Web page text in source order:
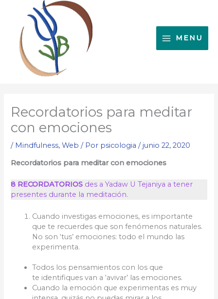
contenido
MENU
Recordatorios para meditar
con emociones
/ Mindfulness,Web / Por psicologia/ junio 22, 2020
Recordatorios para meditar con emociones
8 RECORDATORIOS des a Yadaw U Tejaniya a tener
presentes durante la meditación.
Cuando investigas emociones, es importante
que te recuerdes que son fenómenos naturales.
No son ‘tus’ emociones: todo el mundo las
experimenta.
Todos los pensamientos con los que
te identifiques van a ‘avivar’ las emociones.
Cuando la emoción que experimentas es muy